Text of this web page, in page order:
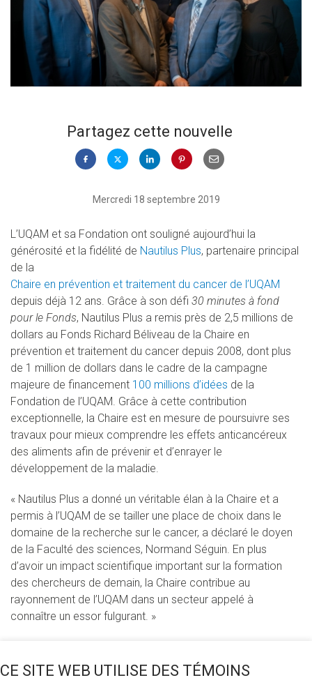
Partagez cette nouvelle
Mercredi 18 septembre 2019
L’UQAM et sa Fondation ont souligné aujourd’hui la
générosité et la fidélité de Nautilus Plus, partenaire principal
de la
Chaire en prévention et traitement du cancer de l’UQAM
depuis déjà 12 ans. Grâce à son défi 30 minutes à fond
pour le Fonds, Nautilus Plus a remis près de 2,5 millions de
dollars au Fonds Richard Béliveau de la Chaire en
prévention et traitement du cancer depuis 2008, dont plus
de 1 million de dollars dans le cadre de la campagne
majeure de financement 100 millions d’idées de la
Fondation de l’UQAM. Grâce à cette contribution
exceptionnelle, la Chaire est en mesure de poursuivre ses
travaux pour mieux comprendre les effets anticancéreux
des aliments afin de prévenir et d’enrayer le
développement de la maladie.
« Nautilus Plus a donné un véritable élan à la Chaire et a
permis à l’UQAM de se tailler une place de choix dans le
domaine de la recherche sur le cancer, a déclaré le doyen
de la Faculté des sciences, Normand Séguin. En plus
d’avoir un impact scientifique important sur la formation
des chercheurs de demain, la Chaire contribue au
rayonnement de l’UQAM dans un secteur appelé à
connaître un essor fulgurant. »
s’est joint à Richard Béliveau, directeur scientifique de la
CE SITE WEB UTILISE DES TÉMOINS